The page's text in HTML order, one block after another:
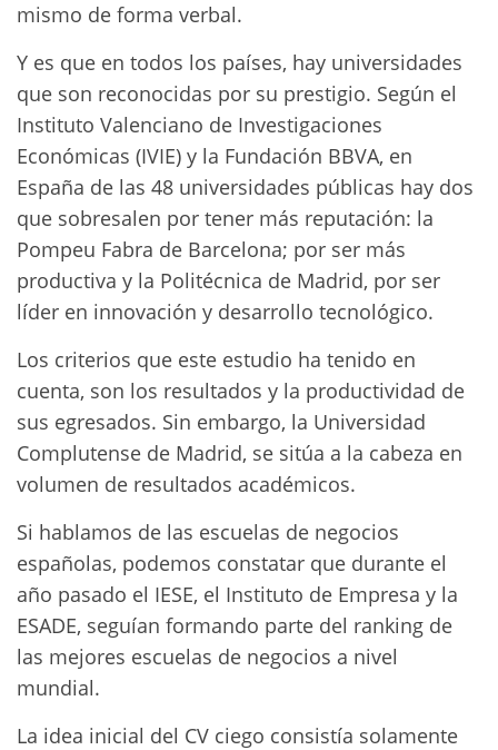
mismo de forma verbal.
Y es que en todos los países, hay universidades
que son reconocidas por su prestigio. Según el
Instituto Valenciano de Investigaciones
Económicas (IVIE) y la Fundación BBVA, en
España de las 48 universidades públicas hay dos
que sobresalen por tener más reputación: la
Pompeu Fabra de Barcelona; por ser más
productiva y la Politécnica de Madrid, por ser
líder en innovación y desarrollo tecnológico.
Los criterios que este estudio ha tenido en
cuenta, son los resultados y la productividad de
sus egresados. Sin embargo, la Universidad
Complutense de Madrid, se sitúa a la cabeza en
volumen de resultados académicos.
Si hablamos de las escuelas de negocios
españolas, podemos constatar que durante el
año pasado el IESE, el Instituto de Empresa y la
ESADE, seguían formando parte del ranking de
las mejores escuelas de negocios a nivel
mundial.
La idea inicial del CV ciego consistía solamente